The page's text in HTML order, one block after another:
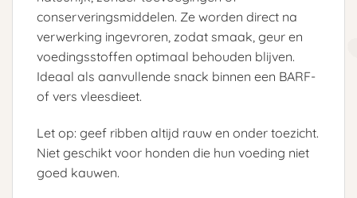
conserveringsmiddelen. Ze worden direct na
verwerking ingevroren, zodat smaak, geur en
voedingsstoffen optimaal behouden blijven.
Ideaal als aanvullende snack binnen een BARF-
of vers vleesdieet.
Let op: geef ribben altijd rauw en onder toezicht.
Niet geschikt voor honden die hun voeding niet
goed kauwen.